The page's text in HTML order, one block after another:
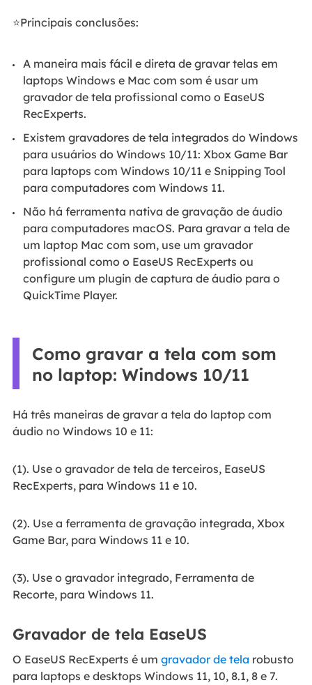
⭐Principais conclusões:
A maneira mais fácil e direta de gravar telas em
laptops Windows e Mac com som é usar um
gravador de tela profissional como o EaseUS
RecExperts.
Existem gravadores de tela integrados do Windows
para usuários do Windows 10/11: Xbox Game Bar
para laptops com Windows 10/11 e Snipping Tool
para computadores com Windows 11.
Não há ferramenta nativa de gravação de áudio
para computadores macOS. Para gravar a tela de
um laptop Mac com som, use um gravador
profissional como o EaseUS RecExperts ou
configure um plugin de captura de áudio para o
QuickTime Player.
Como gravar a tela com som
no laptop: Windows 10/11
Há três maneiras de gravar a tela do laptop com
áudio no Windows 10 e 11:
(1). Use o gravador de tela de terceiros, EaseUS
RecExperts, para Windows 11 e 10.
(2). Use a ferramenta de gravação integrada, Xbox
Game Bar, para Windows 11 e 10.
(3). Use o gravador integrado, Ferramenta de
Recorte, para Windows 11.
Gravador de tela EaseUS
O EaseUS RecExperts é um gravador de tela robusto
para laptops e desktops Windows 11, 10, 8.1, 8 e 7.